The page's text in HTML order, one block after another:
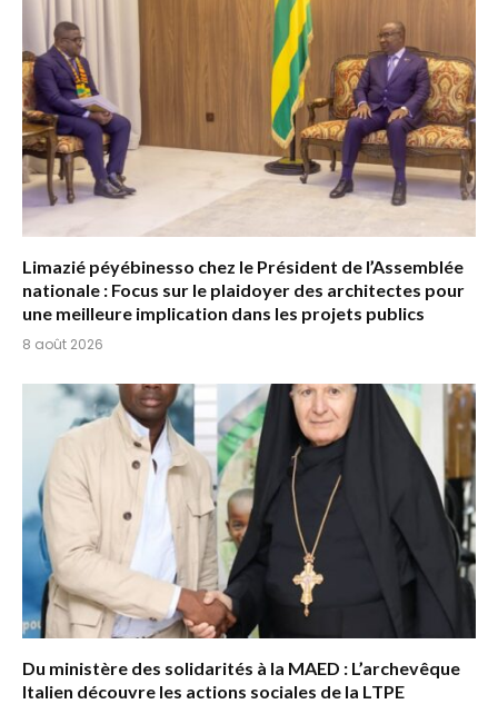
Limazié péyébinesso chez le Président de l’Assemblée
nationale : Focus sur le plaidoyer des architectes pour
une meilleure implication dans les projets publics
8 août 2026
Du ministère des solidarités à la MAED : L’archevêque
Italien découvre les actions sociales de la LTPE